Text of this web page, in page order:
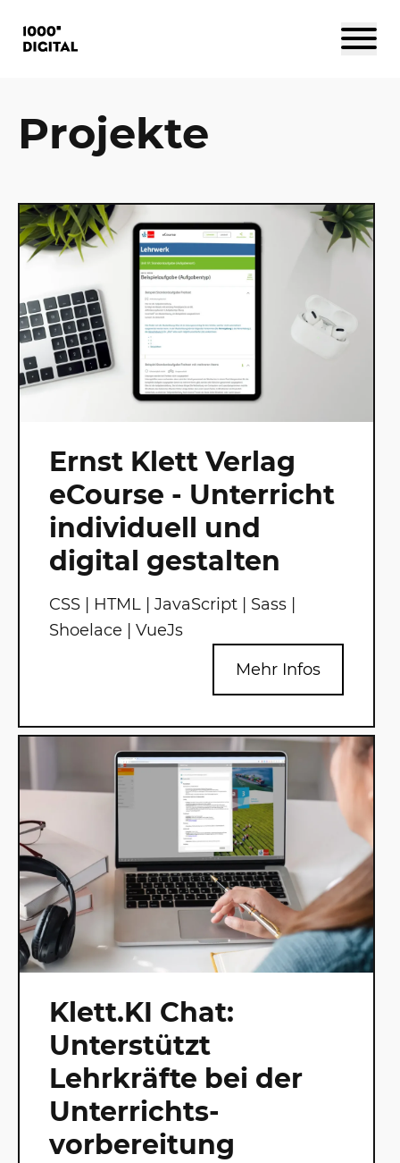
Projekte
Ernst Klett Verlag
eCourse - Unterricht
individuell und
digital gestalten
CSS | HTML | JavaScript | Sass |
Shoelace | VueJs
Mehr Infos
Klett.KI Chat:
Unterstützt
Lehrkräfte bei der
Unterrichts-
vorbereitung